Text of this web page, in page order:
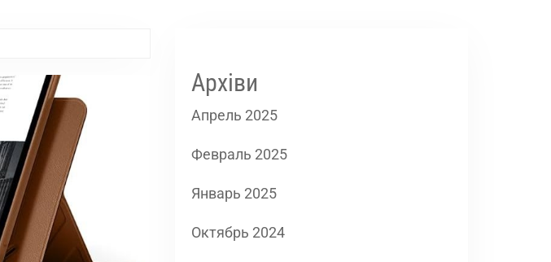
Архіви
Апрель 2025
Февраль 2025
Январь 2025
Октябрь 2024